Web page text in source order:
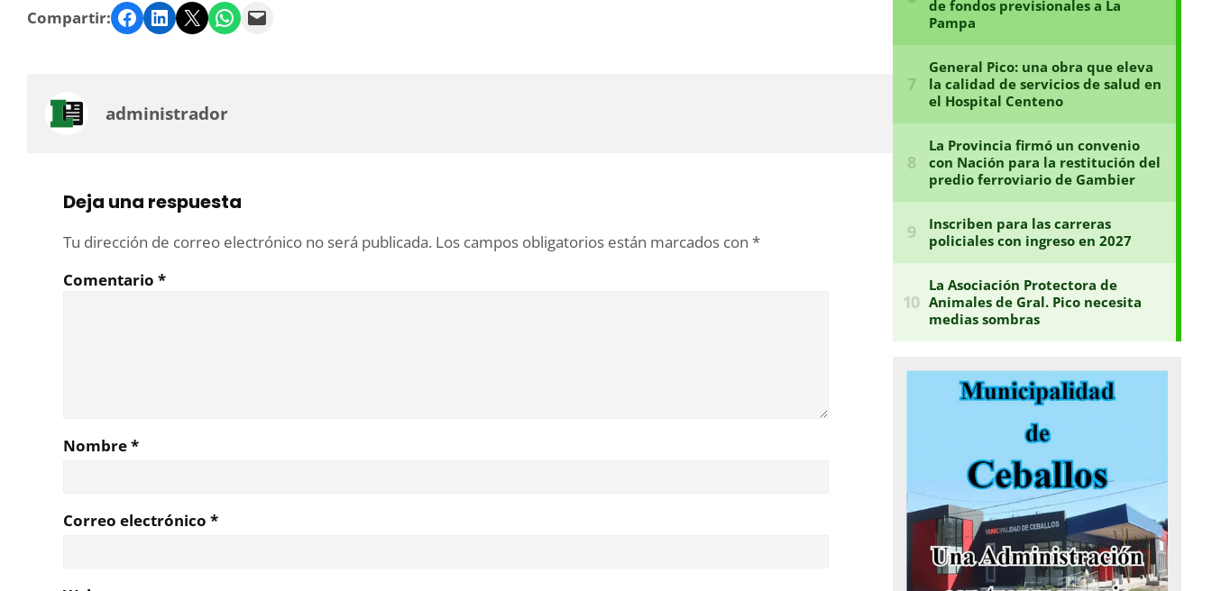
Compartir: Facebook LinkedIn Twitter WhatsApp Email
administrador
Deja una respuesta
Tu dirección de correo electrónico no será publicada. Los campos obligatorios están marcados con *
Comentario *
Nombre*
Correo electrónico *